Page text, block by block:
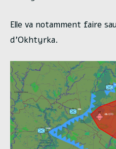
Elle va notamment faire
d’Okhtyrka.